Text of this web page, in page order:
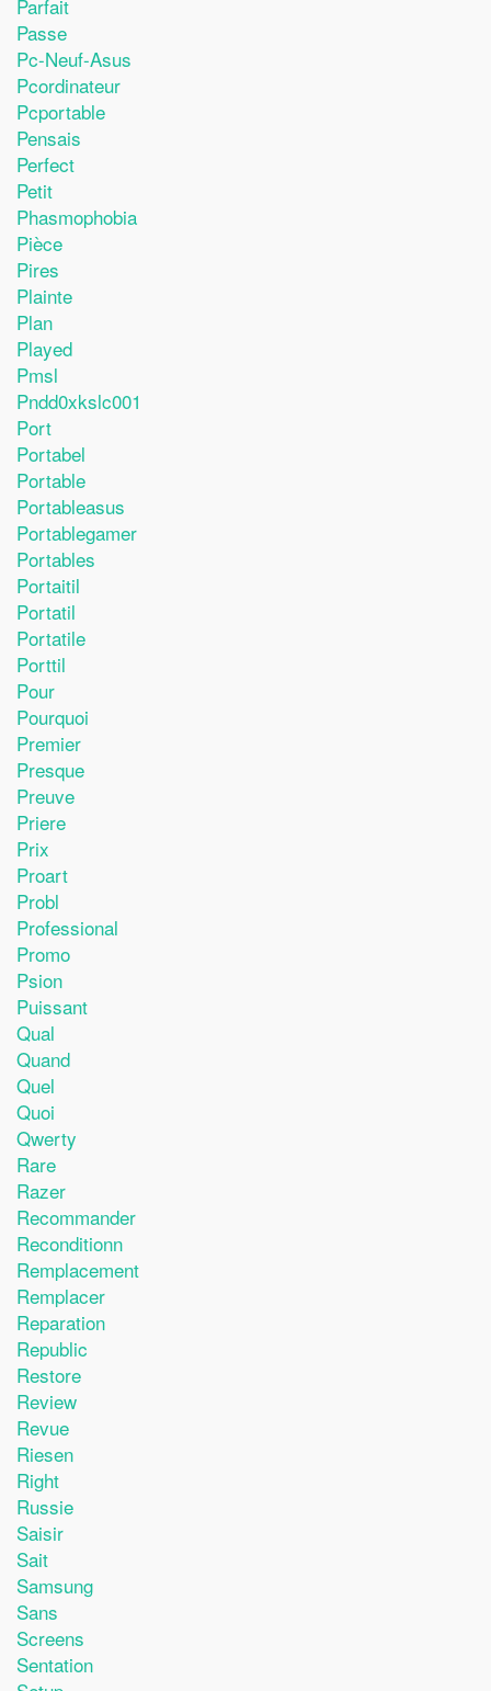
Parfait
Passe
Pc-Neuf-Asus
Pcordinateur
Pcportable
Pensais
Perfect
Petit
Phasmophobia
Pièce
Pires
Plainte
Plan
Played
Pmsl
Pndd0xkslc001
Port
Portabel
Portable
Portableasus
Portablegamer
Portables
Portaitil
Portatil
Portatile
Porttil
Pour
Pourquoi
Premier
Presque
Preuve
Priere
Prix
Proart
Probl
Professional
Promo
Psion
Puissant
Qual
Quand
Quel
Quoi
Qwerty
Rare
Razer
Recommander
Reconditionn
Remplacement
Remplacer
Reparation
Republic
Restore
Review
Revue
Riesen
Right
Russie
Saisir
Sait
Samsung
Sans
Screens
Sentation